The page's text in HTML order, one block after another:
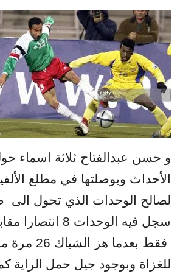
و حسن عبدالفتاح ثلاثة اسماء
الأحداث وبوصلتها في مطلع
لصالح الوحدات الذي تحول الى
سجل فيه الوحدات 8 انتصارا مقابل خسارتين
للغزاة وبوجود جيل حمل الراية